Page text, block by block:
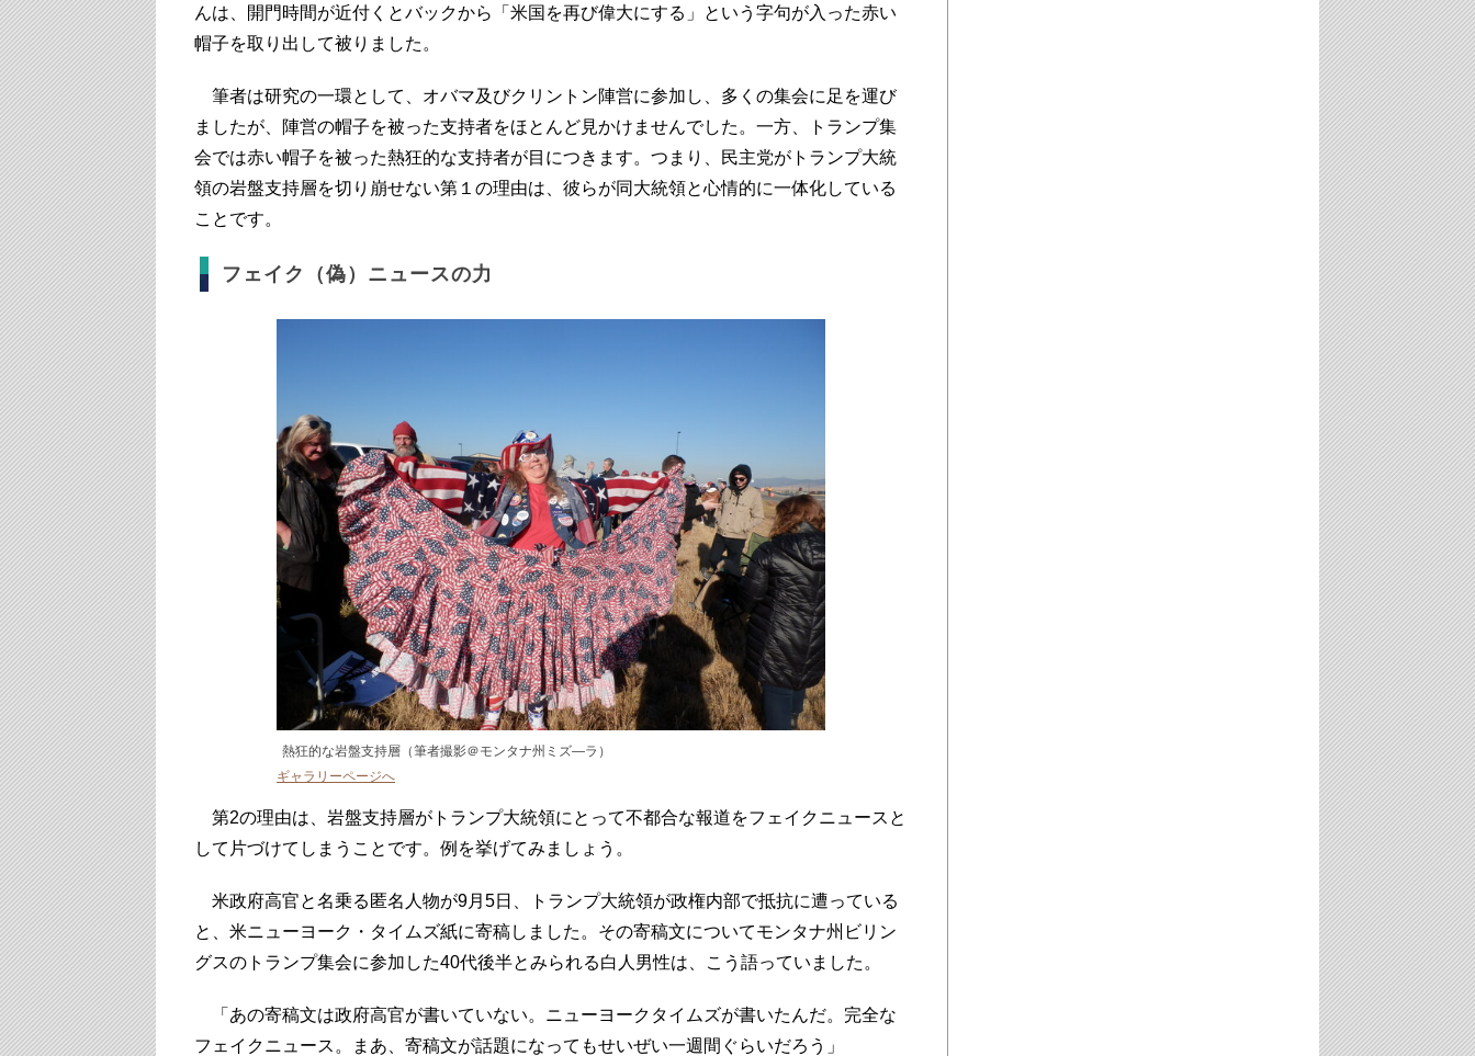
んは、開門時間が近付くとバックから「米国を再び偉大にする」という字句が入った赤い
帽子を取り出して被りました。
筆者は研究の一環として、オバマ及びクリントン陣営に参加し、多くの集会に足を運び
ましたが、陣営の帽子を被った支持者をほとんど見かけませんでした。一方、トランプ集
会では赤い帽子を被った熱狂的な支持者が目につきます。つまり、民主党がトランプ大統
領の岩盤支持層を切り崩せない第１の理由は、彼らが同大統領と心情的に一体化している
ことです。
フェイク（偽）ニュースの力
熱狂的な岩盤支持層（筆者撮影＠モンタナ州ミズ―ラ）
ギャラリーページへ
第2の理由は、岩盤支持層がトランプ大統領にとって不都合な報道をフェイクニュースと
して片づけてしまうことです。例を挙げてみましょう。
米政府高官と名乗る匿名人物が9月5日、トランプ大統領が政権内部で抵抗に遭っている
と、米ニューヨーク・タイムズ紙に寄稿しました。その寄稿文についてモンタナ州ビリン
グスのトランプ集会に参加した40代後半とみられる白人男性は、こう語っていました。
「あの寄稿文は政府高官が書いていない。ニューヨークタイムズが書いたんだ。完全な
フェイクニュース。まあ、寄稿文が話題になってもせいぜい一週間ぐらいだろう」